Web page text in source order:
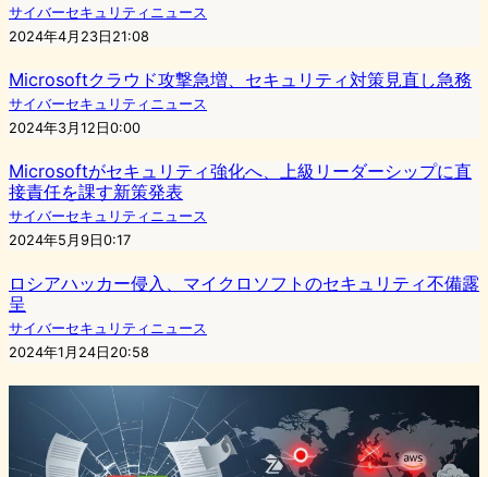
サイバーセキュリティニュース
2024年4月23日21:08
Microsoftクラウド攻撃急増、セキュリティ対策見直し急務
サイバーセキュリティニュース
2024年3月12日0:00
Microsoftがセキュリティ強化へ、上級リーダーシップに直
接責任を課す新策発表
サイバーセキュリティニュース
2024年5月9日0:17
ロシアハッカー侵入、マイクロソフトのセキュリティ不備露
呈
サイバーセキュリティニュース
2024年1月24日20:58